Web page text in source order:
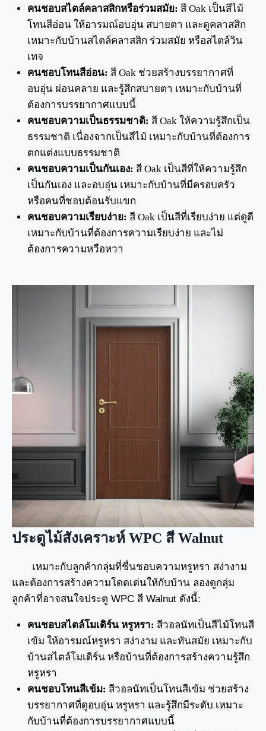
คนชอบสไตล์คลาสสิกหรือร่วมสมัย: สี Oak เป็นสีไม้
โทนสีอ่อน ให้อารมณ์อบอุ่น สบายตา และดูคลาสสิก
เหมาะกับบ้านสไตล์คลาสสิก ร่วมสมัย หรือสไตล์วิน
เทจ
คนชอบโทนสีอ่อน: สี Oak ช่วยสร้างบรรยากาศที่
อบอุ่น ผ่อนคลาย และรู้สึกสบายตา เหมาะกับบ้านที่
ต้องการบรรยากาศแบบนี้
คนชอบความเป็นธรรมชาติ: สี Oak ให้ความรู้สึกเป็น
ธรรมชาติ เนื่องจากเป็นสีไม้ เหมาะกับบ้านที่ต้องการ
ตกแต่งแบบธรรมชาติ
คนชอบความเป็นกันเอง: สี Oak เป็นสีที่ให้ความรู้สึก
เป็นกันเอง และอบอุ่น เหมาะกับบ้านที่มีครอบครัว
หรือคนที่ชอบต้อนรับแขก
คนชอบความเรียบง่าย: สี Oak เป็นสีที่เรียบง่าย แต่ดูดี
เหมาะกับบ้านที่ต้องการความเรียบง่าย และไม่
ต้องการความหวือหวา
ประตูไม้สังเคราะห์ WPC สี Walnut
เหมาะกับลูกค้ากลุ่มที่ชื่นชอบความหรูหรา สง่างาม
และต้องการสร้างความโดดเด่นให้กับบ้าน ลองดูกลุ่ม
ลูกค้าที่อาจสนใจประตู WPC สี Walnut ดังนี้:
คนชอบสไตล์โมเดิร์น หรูหรา: สีวอลนัทเป็นสีไม้โทนสี
เข้ม ให้อารมณ์หรูหรา สง่างาม และทันสมัย เหมาะกับ
บ้านสไตล์โมเดิร์น หรือบ้านที่ต้องการสร้างความรู้สึก
หรูหรา
คนชอบโทนสีเข้ม: สีวอลนัทเป็นโทนสีเข้ม ช่วยสร้าง
บรรยากาศที่ดูอบอุ่น หรูหรา และรู้สึกมีระดับ เหมาะ
กับบ้านที่ต้องการบรรยากาศแบบนี้